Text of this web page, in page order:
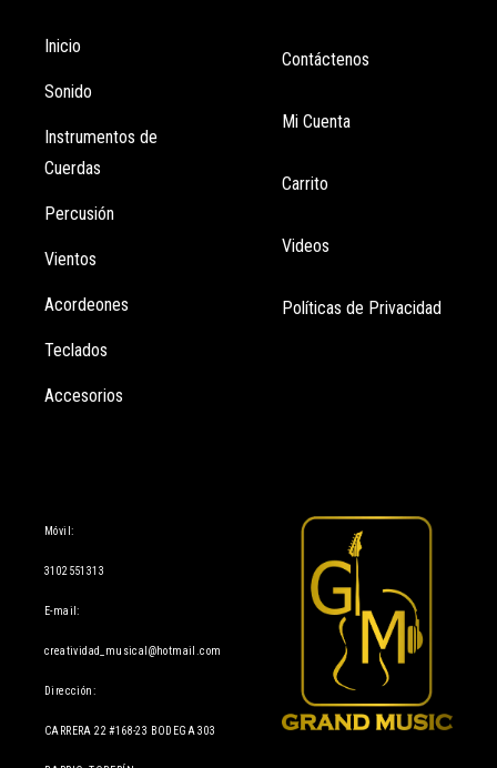
Inicio
Sonido
Instrumentos de
Cuerdas
Percusión
Vientos
Acordeones
Teclados
Accesorios
Contáctenos
Mi Cuenta
Carrito
Videos
Políticas de Privacidad
Móvil:
3102551313
E-mail:
creatividad_musical@hotmail.com
Dirección:
CARRERA 22 #168-23 BODEGA 303